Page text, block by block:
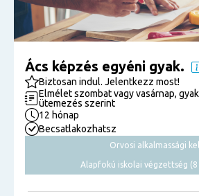
Ács képzés egyéni gyak.
Biztosan indul. Jelentkezz most!
Elmélet szombat vagy vasárnap,
ütemezés szerint
12 hónap
Becsatlakozhatsz
Orvosi alkalmassági kell
Alapfokú iskolai végzettség